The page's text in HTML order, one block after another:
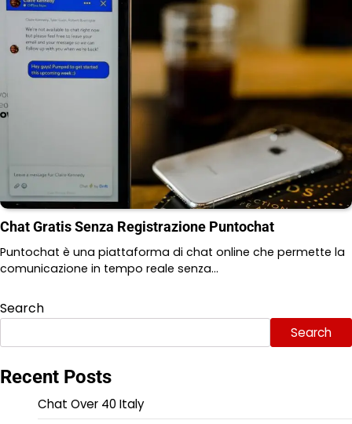
Chat Gratis Senza Registrazione Puntochat
Puntochat è una piattaforma di chat online che permette la
comunicazione in tempo reale senza…
Search
Search
Recent Posts
Chat Over 40 Italy